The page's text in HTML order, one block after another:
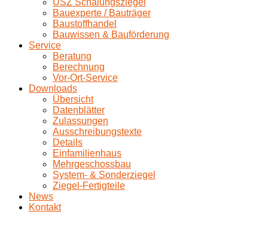
USZ Schalungsziegel
Bauexperte / Bauträger
Baustoffhandel
Bauwissen & Bauförderung
Service
Beratung
Berechnung
Vor-Ort-Service
Downloads
Übersicht
Datenblätter
Zulassungen
Ausschreibungstexte
Details
Einfamilienhaus
Mehrgeschossbau
System- & Sonderziegel
Ziegel-Fertigteile
News
Kontakt